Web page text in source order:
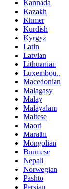
Kannada
Kazakh
Khmer
Kurdish
Kyrgyz
Latin
Latvian
Lithuanian
Luxembou..
Macedonian
Malagasy
Malay
Malayalam
Maltese
Maori
Marathi
Mongolian
Burmese
Nepali
Norwegian
Pashto
Persian